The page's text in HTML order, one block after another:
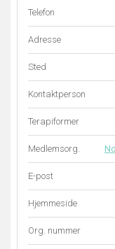
Telefon
Adresse
Sted
Kontaktperson
Terapiformer
Medlemsorg.
E-post
Hjemmeside
Org. nummer